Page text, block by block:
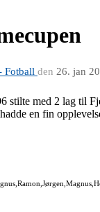
Fotball den 26. jan
stilte med 2 lag til
en fin